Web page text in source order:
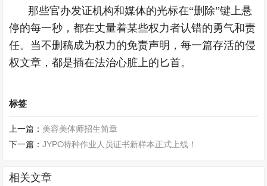
那些官办发证机构和媒体的光标在“删除”键上悬
停的每一秒，都在丈量着某些权力者认错的勇气和责
任。当不删稿成为权力的免责声明，每一篇存活的侵
权文章，都是插在法治心脏上的匕首。
标签
上一篇： 美容美体师招生简章
下一篇：JYPC特种作业人员证书新样本正式上线！
相关文章